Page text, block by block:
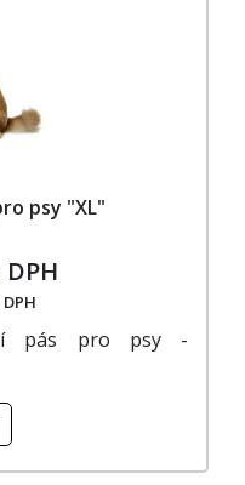
psy "XL"
DPH
pás pro psy -